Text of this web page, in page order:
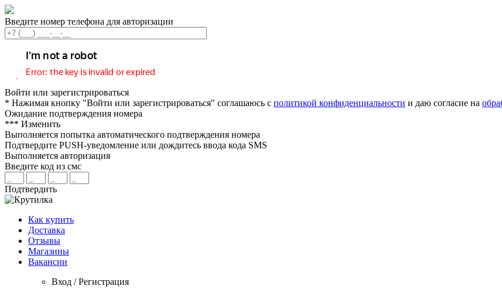
Введите номер телефона для авторизации
Войти или зарегистрироваться
* Нажимая кнопку "Войти или зарегистрироваться" соглашаюсь с политикой конфиденциальности и даю согласие на
Ожидание подтверждения номера
*** Изменить
Выполняется попытка автоматического подтверждения номера
Подтвердите PUSH-уведомление или дождитесь ввода кода SMS
Выполняется авторизация
Введите код из смс
Подтвердить
Как купить
Доставка
Отзывы
Магазины
Вакансии
Вход / Регистрация